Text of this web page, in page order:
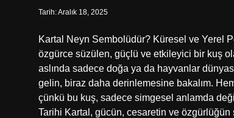
Tarih: Aralık 18, 2025
Kartal Neyn Sembolüdür? Küresel ve Yerel
özgürce süzülen, güçlü ve etkileyici bir kuş
aslında sadece doğa ya da hayvanlar
gelin, biraz daha derinlemesine bakalım.
çünkü bu kuş, sadece simgesel anlamda
Tarihi Kartal, gücün, cesaretin ve özgürlüğün